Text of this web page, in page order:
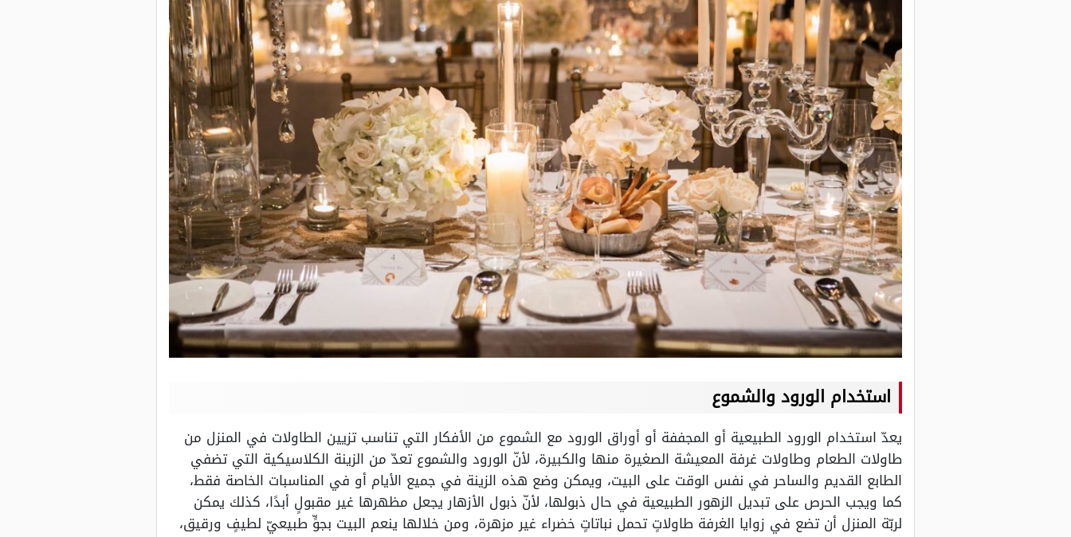
استخدام الورود والشموع
يعدّ استخدام الورود الطبيعية أو المجففة أو أوراق الورود مع الشموع من الأفكار التي تناسب تزيين الطاولات في المنزل من
طاولات الطعام وطاولات غرفة المعيشة الصغيرة منها والكبيرة، لأنّ الورود والشموع تعدّ من الزينة الكلاسيكية التي تضفي
الطابع القديم والساحر في نفس الوقت على البيت، ويمكن وضع هذه الزينة في جميع الأيام أو في المناسبات الخاصة فقط،
كما ويجب الحرص على تبديل الزهور الطبيعية في حال ذبولها، لأنّ ذبول الأزهار يجعل مظهرها غير مقبولٍ أبدًا، كذلك يمكن
لربّة المنزل أن تضع في زوايا الغرفة طاولاتٍ تحمل نباتاتٍ خضراء غير مزهرة، ومن خلالها ينعم البيت بجوٍّ طبيعيّ لطيفٍ ورقيق،